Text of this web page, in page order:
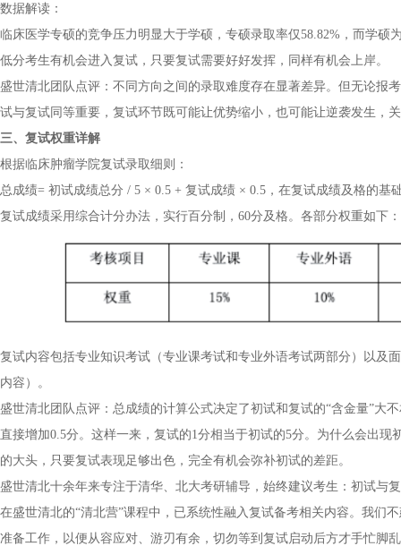
数据解读：
临床医学专硕的竞争压力明显大于学硕，专硕录取率仅58.82%，而学硕
低分考生有机会进入复试，只要复试需要好好发挥，同样有机会上岸。
盛世清北团队点评：不同方向之间的录取难度存在显著差异。但无论
试与复试同等重要，复试环节既可能让优势缩小，也可能让逆袭发生，
三、复试权重详解
根据临床肿瘤学院复试录取细则：
总成绩= 初试成绩总分 / 5 × 0.5 + 复试成绩 × 0.5，在复试成绩及格的基
复试成绩采用综合计分办法，实行百分制，60分及格。各部分权重如下：
复试内容包括专业知识考试（专业课考试和专业外语考试两部分）以及
内容）。
盛世清北团队点评：总成绩的计算公式决定了初试和复试的“含金量”大
直接增加0.5分。这样一来，复试的1分相当于初试的5分。为什么会出
的大头，只要复试表现足够出色，完全有机会弥补初试的差距。
盛世清北十余年来专注于清华、北大考研辅导，始终建议考生：初试与
在盛世清北的“清北营”课程中，已系统性融入复试备考相关内容。我们
准备工作，以便从容应对、游刃有余，切勿等到复试启动后方才手忙脚